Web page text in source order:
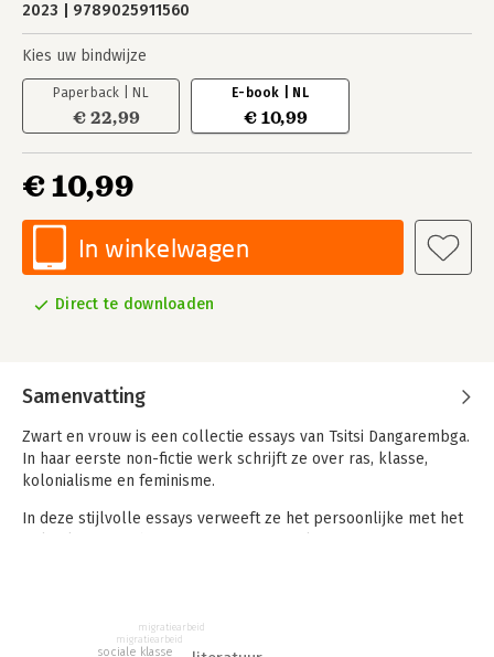
2023
9789025911560
Kies uw bindwijze
Paperback | NL
€ 22,99
E-book | NL
€ 10,99
€ 10,99
In winkelwagen
Direct te downloaden
Samenvatting
Zwart en vrouw is een collectie essays van Tsitsi Dangarembga.
In haar eerste non-fictie werk schrijft ze over ras, klasse,
kolonialisme en feminisme.
In deze stijlvolle essays verweeft ze het persoonlijke met het
uitsluiting bloot te leggen.
sociale klasse
migratiearbeid
migratiearbeid